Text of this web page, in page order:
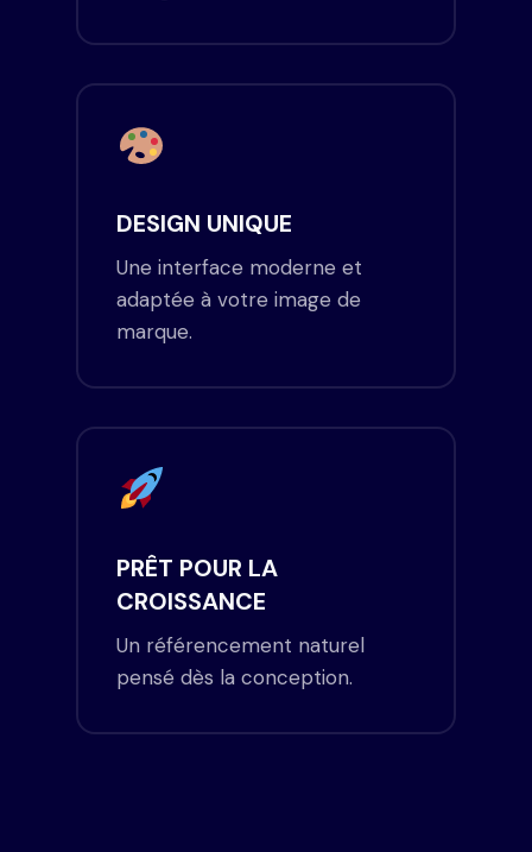
DESIGN UNIQUE
Une interface moderne et
adaptée à votre image de
marque.
PRÊT POUR LA
CROISSANCE
Un référencement naturel
pensé dès la conception.